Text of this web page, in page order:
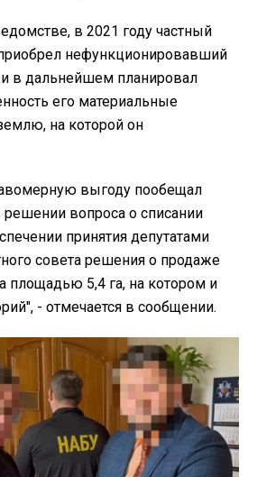
в 2021 году частный
нефункционировавший
и в дальнейшем планировал
его материальные
на которой он
выгоду пообещал
решении вопроса о списании
принятия депутатами
совета решения о продаже
площадью 5,4 га, на котором и
- отмечается в сообщении.